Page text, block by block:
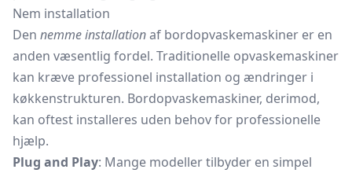
Nem installation
Den nemme installationaf bordopvaskemaskiner er en
anden væsentlig fordel. Traditionelle opvaskemaskiner
kan kræve professionel installation og ændringer i
køkkenstrukturen. Bordopvaskemaskiner, derimod,
kan oftest installeres uden behov for professionelle
hjælp.
Plug and Play: Mange modeller tilbyder en simpel